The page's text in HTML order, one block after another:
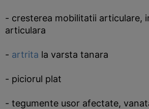
- cresterea mobilitatii articulare,
articulara
- artrita la varsta tanara
- piciorul plat
- tegumente usor afectate,